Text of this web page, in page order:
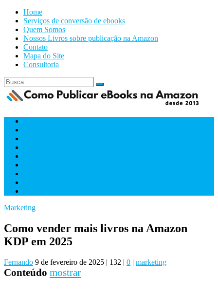
Home
Serviços de conversão de ebooks
Quem Somos
Nossos Livros sobre publicação na Amazon
Contato
Mapa do Site
Consultoria
Marketing
Como vender mais livros na Amazon
KDP em 2025
Fernando 9 de fevereiro de 2025 | 132 | 0 | marketing
Conteúdo mostrar